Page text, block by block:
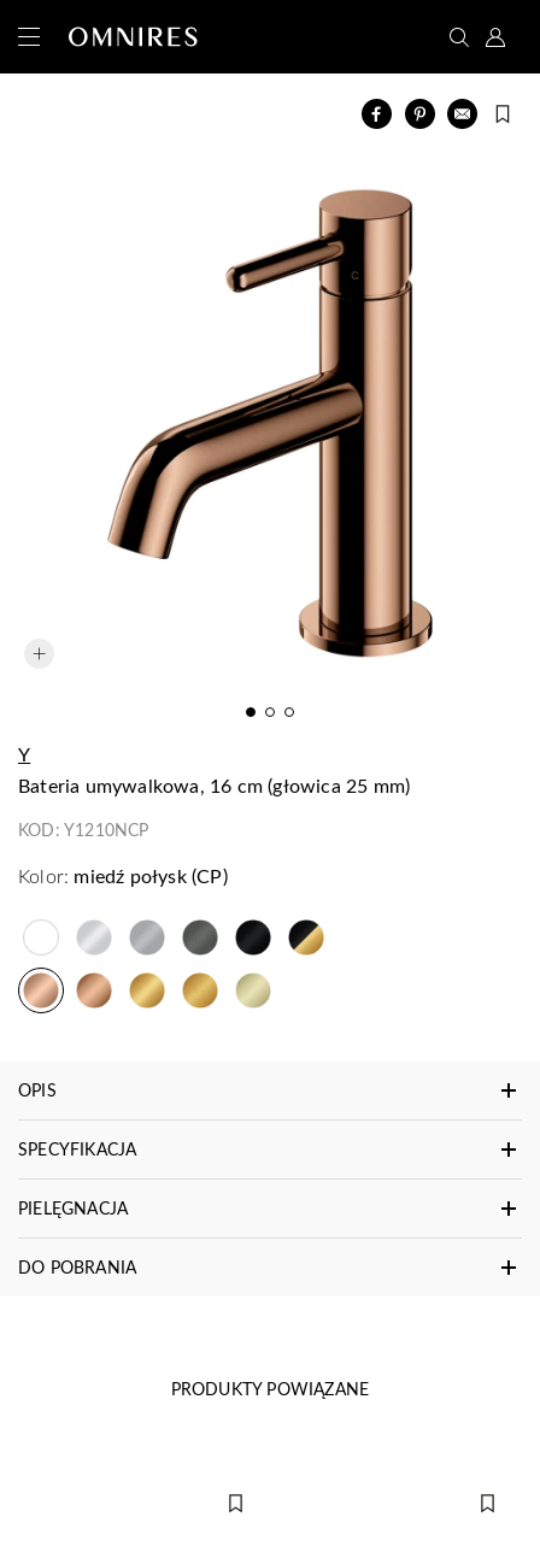
Y
bateria umywalkowa, 16 cm (głowica 25 mm)
KOD: Y1210NCP
Kolor: miedź połysk (CP)
OPIS
SPECYFIKACJA
PIELĘGNACJA
DO POBRANIA
PRODUKTY POWIĄZANE